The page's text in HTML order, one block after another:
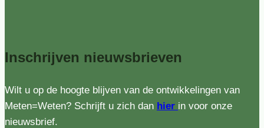
Inschrijven nieuwsbrieven
Wilt u op de hoogte blijven van de ontwikkelingen van
Meten=Weten? Schrijft u zich dan hier in voor onze
nieuwsbrief.